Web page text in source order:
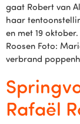
gaat Robert van
haar
en met 19
Roosen Foto:
verbrand
Rafaël